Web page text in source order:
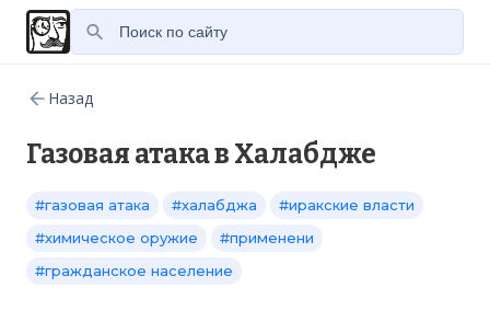
Назад
Газовая атака в Халабдже
#газовая атака #халабджа
#иракские власти
#химическое оружие
#применени
#гражданское население